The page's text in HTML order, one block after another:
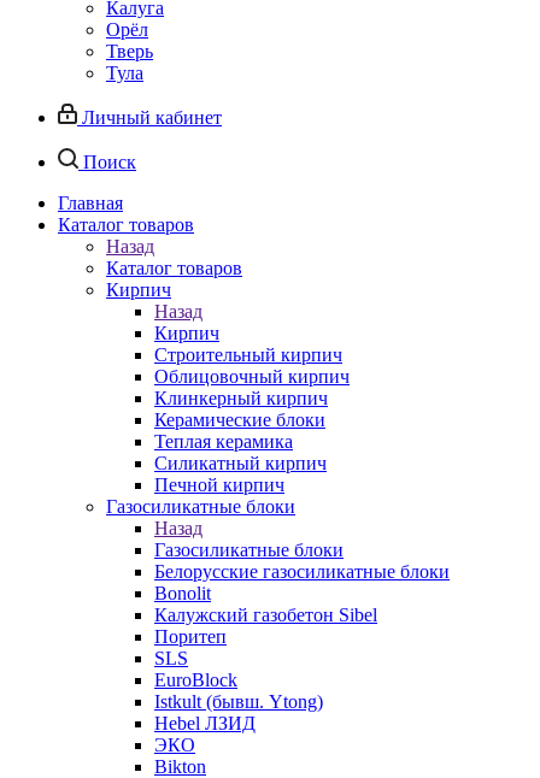
Калуга
Орёл
Тверь
Тула
Личный кабинет
Поиск
Главная
Каталог товаров
Назад
Каталог товаров
Кирпич
Назад
Кирпич
Строительный кирпич
Облицовочный кирпич
Клинкерный кирпич
Керамические блоки
Теплая керамика
Силикатный кирпич
Печной кирпич
Газосиликатные блоки
Назад
Газосиликатные блоки
Белорусские газосиликатные блоки
Bonolit
Калужский газобетон Sibel
Поритеп
SLS
EuroBlock
Istkult (бывш. Ytong)
Hebel ЛЗИД
ЭКО
Bikton